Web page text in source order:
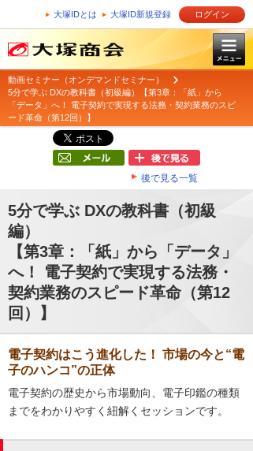
大塚IDとは 大塚ID新規登録 ログイン
動画セミナー（オンデマンドセミナー）
5分で学ぶ DXの教科書（初級編）【第3章：「紙」から
「データ」へ！ 電子契約で実現する法務・契約業務のスピ
ード革命（第12回）】
後で見る一覧
5分で学ぶ DXの教科書（初級
編）
【第3章：「紙」から「データ」
へ！ 電子契約で実現する法務・
契約業務のスピード革命（第12
回）】
電子契約はこう進化した！ 市場の今と“電
子のハンコ”の正体
電子契約の歴史から市場動向、電子印鑑の種類
までをわかりやすく紐解くセッションです。